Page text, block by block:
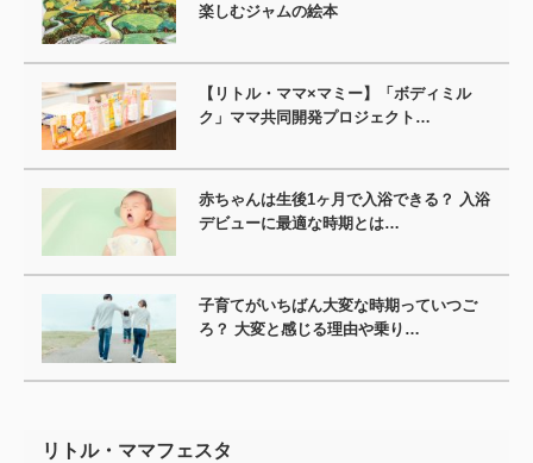
楽しむジャムの絵本
【リトル・ママ×マミー】「ボディミル
ク」ママ共同開発プロジェクト…
赤ちゃんは生後1ヶ月で入浴できる？ 入浴
デビューに最適な時期とは…
子育てがいちばん大変な時期っていつご
ろ？ 大変と感じる理由や乗り…
リトル・ママフェスタ